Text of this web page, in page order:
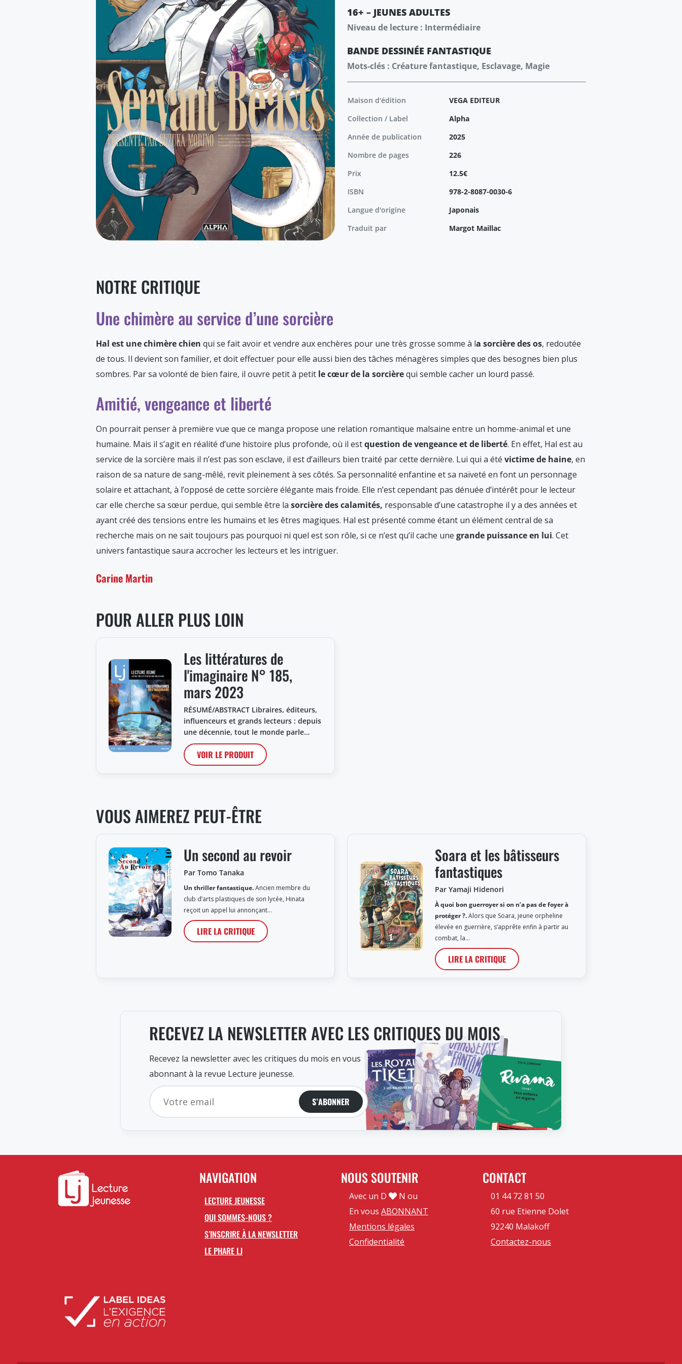
16+ – JEUNES ADULTES
Niveau de lecture : Intermédiaire
BANDE DESSINÉE FANTASTIQUE
Mots-clés : Créature fantastique, Esclavage, Magie
Maison d'édition
VEGA EDITEUR
Collection / Label
Alpha
Année de publication
2025
Nombre de pages
226
Prix
12.5€
ISBN
978-2-8087-0030-6
Langue d'origine
Japonais
Traduit par
Margot Maillac
NOTRE CRITIQUE
Une chimère au service d’une sorcière
Hal est une chimère chien qui se fait avoir et vendre aux enchères pour une très grosse somme à la sorcière des os, redoutée
de tous. Il devient son familier, et doit effectuer pour elle aussi bien des tâches ménagères simples que des besognes bien plus
sombres. Par sa volonté de bien faire, il ouvre petit à petit le cœur de la sorcièrequi semble cacher un lourd passé.
Amitié, vengeance et liberté
On pourrait penser à première vue que ce manga propose une relation romantique malsaine entre un homme-animal et une
humaine. Mais il s’agit en réalité d’une histoire plus profonde, où il estquestion de vengeance et de liberté. En effet, Hal est au
service de la sorcière mais il n’est pas son esclave, il est d’ailleurs bien traité par cette dernière. Lui qui a été victime de haine, en
raison de sa nature de sang-mêlé, revit pleinement à ses côtés. Sa personnalité enfantine et sa naïveté en font un personnage
solaire et attachant, à l’opposé de cette sorcière élégante mais froide. Elle n’est cependant pas dénuée d’intérêt pour le lecteur
car elle cherche sa sœur perdue, qui semble être la sorcière des calamités, responsable d’une catastrophe il y a des années et
ayant créé des tensions entre les humains et les êtres magiques. Hal est présenté comme étant un élément central de sa
recherche mais on ne sait toujours pas pourquoi ni quel est son rôle, si ce n’est qu’il cache une grande puissance en lui. Cet
univers fantastique saura accrocher les lecteurs et les intriguer.
Carine Martin
POUR ALLER PLUS LOIN
Les littératures de
l'imaginaire N° 185,
mars 2023
RÉSUMÉ/ABSTRACT Libraires, éditeurs,
influenceurs et grands lecteurs : depuis
une décennie, tout le monde parle…
VOIR LE PRODUIT
VOUS AIMEREZ PEUT-ÊTRE
Un second au revoir
Par Tomo Tanaka
Un thriller fantastique.Ancien membre du
club d’arts plastiques de son lycée, Hinata
reçoit un appel lui annonçant…
LIRE LA CRITIQUE
Soara et les bâtisseurs
fantastiques
Par Yamaji Hidenori
À quoi bon guerroyer si on n’a pas de foyer à
protéger ?.Alors que Soara, jeune orpheline
élevée en guerrière, s’apprête enfin à partir au
combat, la…
LIRE LA CRITIQUE
RECEVEZ LA NEWSLETTER AVEC LES CRITIQUES DU MOIS
Recevez la newsletter avec les critiques du mois en vous
abonnant à la revue Lecture jeunesse.
S’ABONNER
NAVIGATION
LECTURE JEUNESSE
QUI SOMMES-NOUS ?
S’INSCRIRE À LA NEWSLETTER
LE PHARE LJ
NOUS SOUTENIR
Avec un D
N ou
En vous ABONNANT
Mentions légales
Confidentialité
CONTACT
01 44 72 81 50
60 rue Etienne Dolet
92240 Malakoff
Contactez-nous